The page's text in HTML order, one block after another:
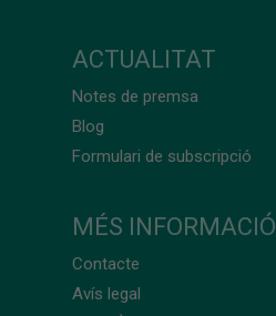
ACTUALITAT
Notes de premsa
Blog
Formulari de subscripció
MÉS INFORMACIÓ
Contacte
Avís legal